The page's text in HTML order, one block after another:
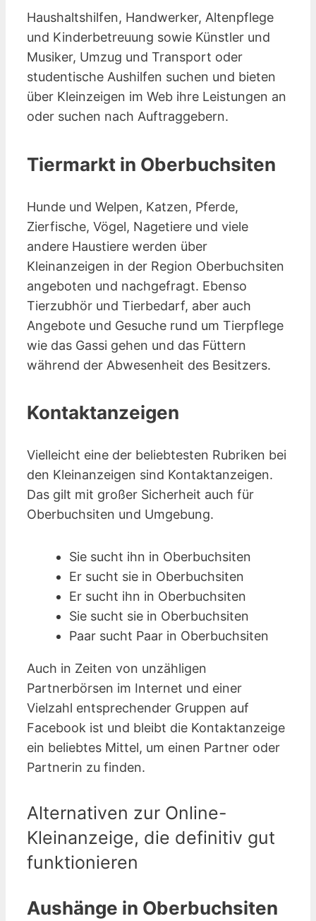
Haushaltshilfen, Handwerker, Altenpflege
und Kinderbetreuung sowie Künstler und
Musiker, Umzug und Transport oder
studentische Aushilfen suchen und bieten
über Kleinzeigen im Web ihre Leistungen an
oder suchen nach Auftraggebern.
Tiermarkt in Oberbuchsiten
Hunde und Welpen, Katzen, Pferde,
Zierfische, Vögel, Nagetiere und viele
andere Haustiere werden über
Kleinanzeigen in der Region Oberbuchsiten
angeboten und nachgefragt. Ebenso
Tierzubhör und Tierbedarf, aber auch
Angebote und Gesuche rund um Tierpflege
wie das Gassi gehen und das Füttern
während der Abwesenheit des Besitzers.
Kontaktanzeigen
Vielleicht eine der beliebtesten Rubriken bei
den Kleinanzeigen sind Kontakt­anzeigen.
Das gilt mit großer Sicherheit auch für
Oberbuchsiten und Umgebung.
Sie sucht ihn in Oberbuchsiten
Er sucht sie in Oberbuchsiten
Er sucht ihn in Oberbuchsiten
Sie sucht sie in Oberbuchsiten
Paar sucht Paar in Oberbuchsiten
Auch in Zeiten von unzähligen
Partnerbörsen im Internet und einer
Vielzahl entsprechender Gruppen auf
Facebook ist und bleibt die Kontaktanzeige
ein beliebtes Mittel, um einen Partner oder
Partnerin zu finden.
Alternativen zur Online-
Kleinanzeige, die definitiv gut
funktionieren
Aushänge in Oberbuchsiten